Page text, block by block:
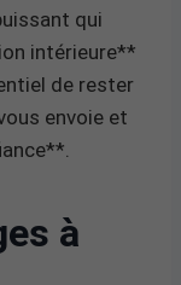
qui
intérieure**
de rester
envoie et
à